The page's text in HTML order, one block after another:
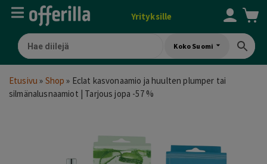
Yrityksille
Koko Suomi
Etusivu » Shop » Eclat kasvonaamio ja huulten plumper tai
silmänalusnaamiot | Tarjous jopa -57 %